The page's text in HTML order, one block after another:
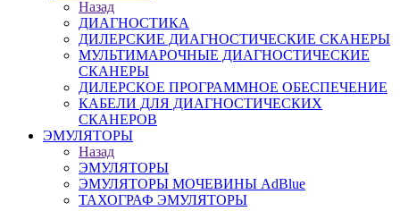
Назад
ДИАГНОСТИКА
ДИЛЕРСКИЕ ДИАГНОСТИЧЕСКИЕ СКАНЕРЫ
МУЛЬТИМАРОЧНЫЕ ДИАГНОСТИЧЕСКИЕ
СКАНЕРЫ
ДИЛЕРСКОЕ ПРОГРАММНОЕ ОБЕСПЕЧЕНИЕ
КАБЕЛИ ДЛЯ ДИАГНОСТИЧЕСКИХ
СКАНЕРОВ
ЭМУЛЯТОРЫ
Назад
ЭМУЛЯТОРЫ
ЭМУЛЯТОРЫ МОЧЕВИНЫ АdBlue
ТАХОГРАФ ЭМУЛЯТОРЫ